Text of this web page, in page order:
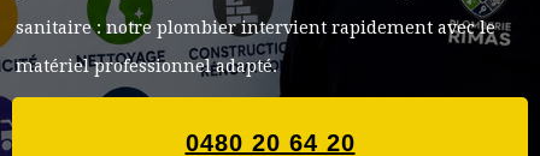
sanitaire : notre plombier intervient rapidement avec le
matériel professionnel adapté.
0480 20 64 20